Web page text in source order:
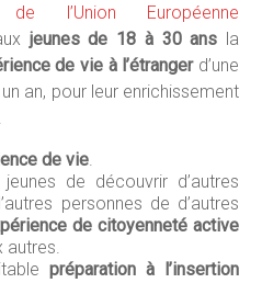
l’Union Européenne
jeunes de 18 à 30 ans la
de vie à l’étrangerd’une
an, pour leur enrichissement
de vie.
de découvrir d’autres
personnes de d’autres
de citoyenneté active
autres.
préparation à l’insertion